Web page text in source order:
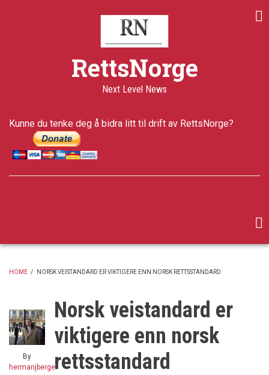
RettsNorge
Next Level News
Kunne du tenke deg å bidra litt til drift av RettsNorge?
HOME / NORSK VEISTANDARD ER VIKTIGERE ENN NORSK RETTSSTANDARD
By
hermanjberge
Last
updated
5 years ago
Norsk veistandard er
viktigere enn norsk
rettsstandard